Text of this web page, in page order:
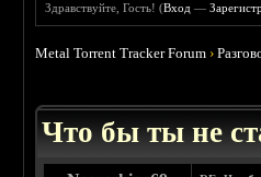
Здравствуйте, Гость! (Вход —
Metal Torrent Tracker Forum ›
Что бы ты не